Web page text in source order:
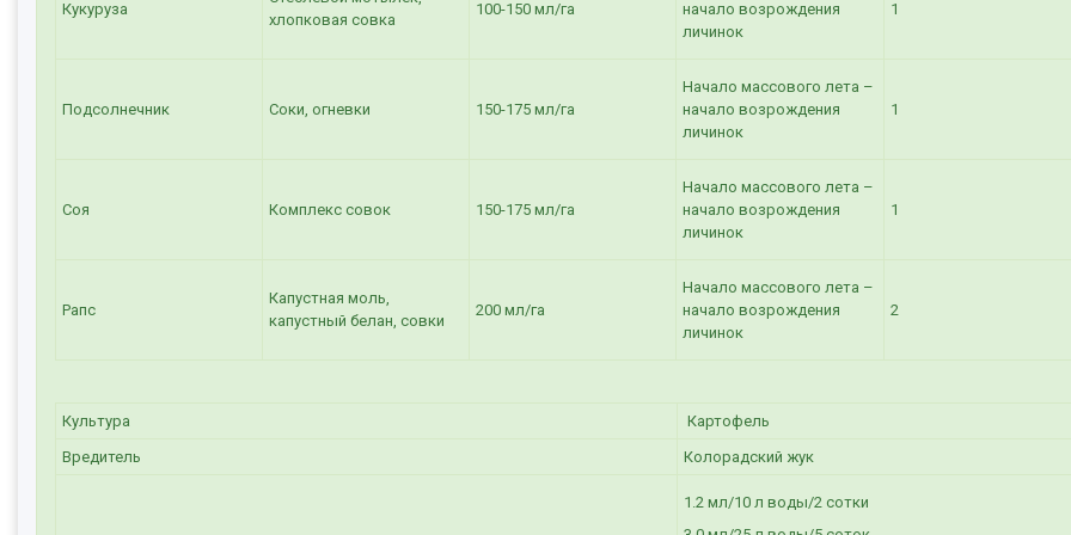
Кукуруза
хлопковая совка
100-150 мл/га
начало возрождения
личинок
1
Подсолнечник Соки, огневки 150-175 мл/га
Начало массового лета –
начало возрождения
личинок
1
Соя Комплекс совок 150-175 мл/га
Начало массового лета –
начало возрождения
личинок
1
Рапс
Капустная моль,
капустный белан, совки
200 мл/га
Начало массового лета –
начало возрождения
личинок
2
Культура
Картофель
Вредитель
Колорадский жук
1.2 мл/10 л воды/2 сотки